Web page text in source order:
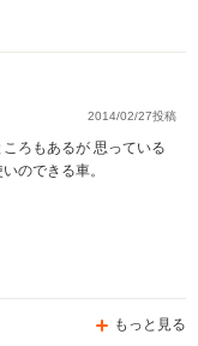
2014/02/27投稿
ろもあるが 思っている
のできる車。
もっと見る